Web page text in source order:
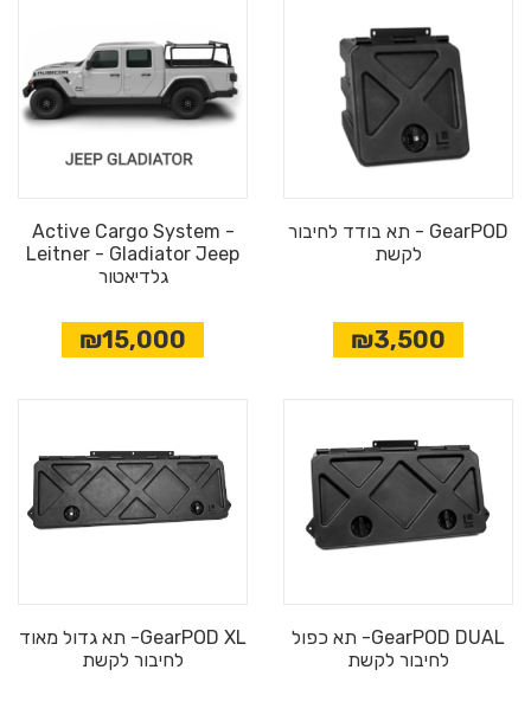
GearPOD - תא בודד לחיבור
לקשת
₪3,500
Active Cargo System -
Leitner - Gladiator Jeep
גלדיאטור
₪15,000
GearPOD DUAL- תא כפול
לחיבור לקשת
GearPOD XL- תא גדול מאוד
לחיבור לקשת